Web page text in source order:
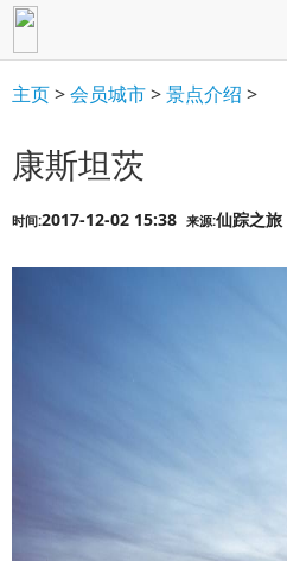
主页>会员城市>景点介绍 >
康斯坦茨
时间:2017-12-02 15:38 来源:仙踪之旅